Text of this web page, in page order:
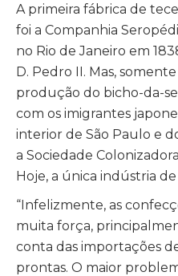
A primeira fábrica de
foi a Companhia
no Rio de Janeiro em
D. Pedro II. Mas,
produção do bicho-da-
com os imigrantes
interior de São Paulo e
a Sociedade
Hoje, a única indústria
“Infelizmente, as
muita força,
conta das importações
prontas. O maior